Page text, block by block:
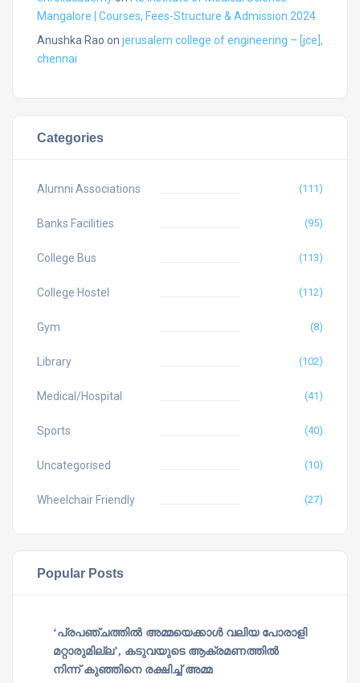
Mangalore | Courses, Fees-Structure & Admission 2024
Anushka Rao on jerusalem college of engineering – [jce],
chennai
Categories
Alumni Associations (111)
Banks Facilities (95)
College Bus (113)
College Hostel (112)
Gym (8)
Library (102)
Medical/Hospital (41)
Sports (40)
Uncategorised (10)
Wheelchair Friendly (27)
Popular Posts
‘പ്രപഞ്ചത്തില്‍ അമ്മയെക്കാള്‍ വലിയ പോരാളി
മറ്റാരുമില്ല’, കടുവയുടെ ആക്രമണത്തില്‍
നിന്ന് കുഞ്ഞിനെ രക്ഷിച്ച് അമ്മ